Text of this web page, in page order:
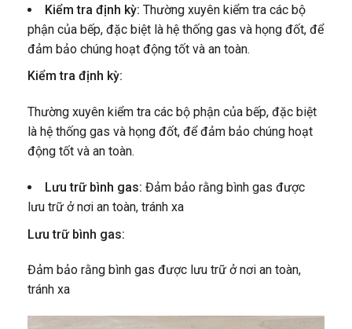
Kiểm tra định kỳ: Thường xuyên kiểm tra các bộ
phận của bếp, đặc biệt là hệ thống gas và họng đốt, để
đảm bảo chúng hoạt động tốt và an toàn.
Kiểm tra định kỳ:
Thường xuyên kiểm tra các bộ phận của bếp, đặc biệt
là hệ thống gas và họng đốt, để đảm bảo chúng hoạt
động tốt và an toàn.
Lưu trữ bình gas: Đảm bảo rằng bình gas được
lưu trữ ở nơi an toàn, tránh xa
Lưu trữ bình gas:
Đảm bảo rằng bình gas được lưu trữ ở nơi an toàn,
tránh xa